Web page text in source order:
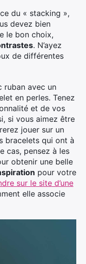
du « stacking »,
devez bien
le bon choix,
. N’ayez
de différentes
ruban avec un
en perles. Tenez
et de vos
si vous aimez être
jouer sur un
bracelets qui ont à
cas, pensez à les
obtenir une belle
pour votre
sur le site d’une
elle associe